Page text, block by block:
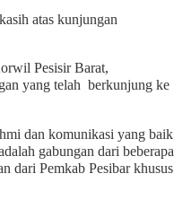
atas kunjungan
Pesisir Barat,
yang telah berkunjung ke
dan komunikasi yang baik
gabungan dari beberapa
dari Pemkab Pesibar khusus